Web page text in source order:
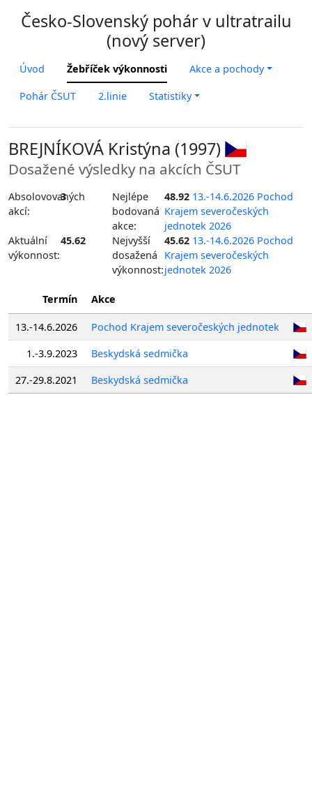
Česko-Slovenský pohár v ultratrailu
(nový server)
Úvod Žebříček výkonnosti Akce a pochody
Pohár ČSUT 2.linie Statistiky
BREJNÍKOVÁ Kristýna (1997)
Dosažené výsledky na akcích ČSUT
Absolovovaných
akcí:
3
Nejlépe
bodovaná
akce:
48.92 13.-14.6.2026 Pochod
Krajem severočeských
jednotek 2026
Aktuální
výkonnost:
45.62
Nejvyšší
dosažená
výkonnost:
45.62 13.-14.6.2026 Pochod
Krajem severočeských
jednotek 2026
Termín Akce
13.-14.6.2026
Pochod Krajem severočeských jednotek
1.-3.9.2023
Beskydská sedmička
27.-29.8.2021
Beskydská sedmička